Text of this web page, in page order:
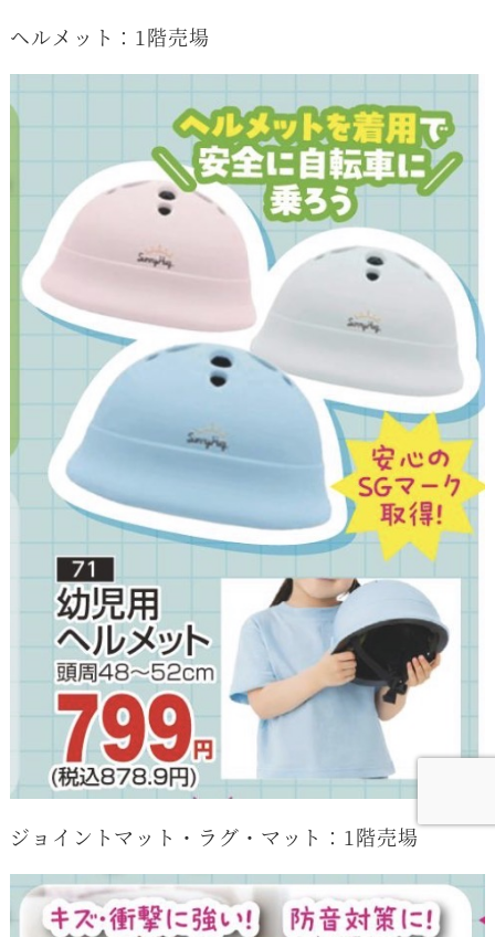
ヘルメット：1階売場
ジョイントマット・ラグ・マット：1階売場